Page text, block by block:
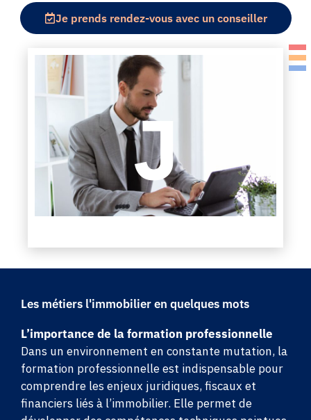
Je prends rendez-vous avec un conseiller
Les métiers l'immobilier en quelques mots
L’importance de la formation professionnelle
Dans un environnement en constante mutation, la
formation professionnelle est indispensable pour
comprendre les enjeux juridiques, fiscaux et
financiers liés à l’immobilier. Elle permet de